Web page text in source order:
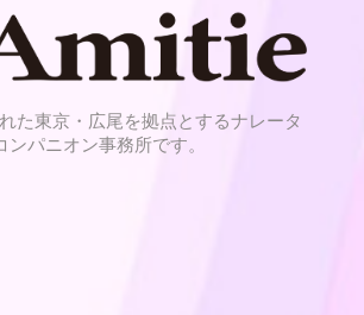
た東京・広尾を拠点とするナレータ
パニオン事務所です。